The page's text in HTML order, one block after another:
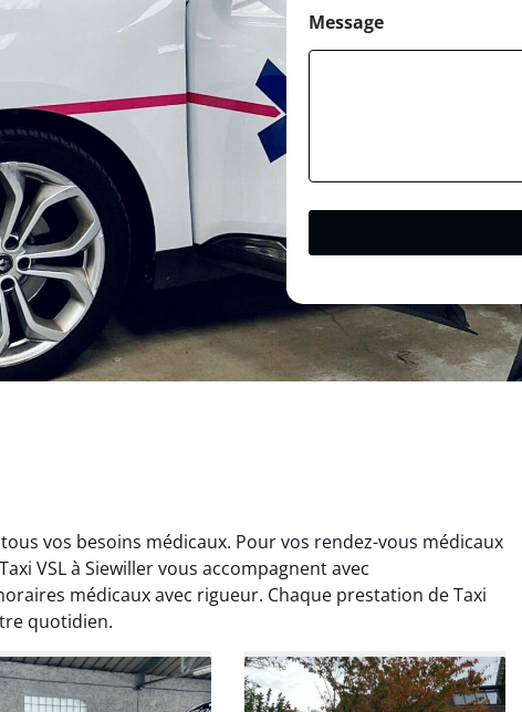
Message
vos besoins médicaux. Pour vos rendez-vous médicaux
VSL à Siewiller vous accompagnent avec
médicaux avec rigueur. Chaque prestation de Taxi
quotidien.
Deschamps Jérémy Ferrand